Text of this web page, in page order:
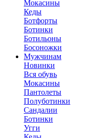
Мокасины
Кеды
Ботфорты
Ботинки
Ботильоны
Босоножки
Мужчинам
Новинки
Вся обувь
Мокасины
Пантолеты
Полуботинки
Сандалии
Ботинки
Угги